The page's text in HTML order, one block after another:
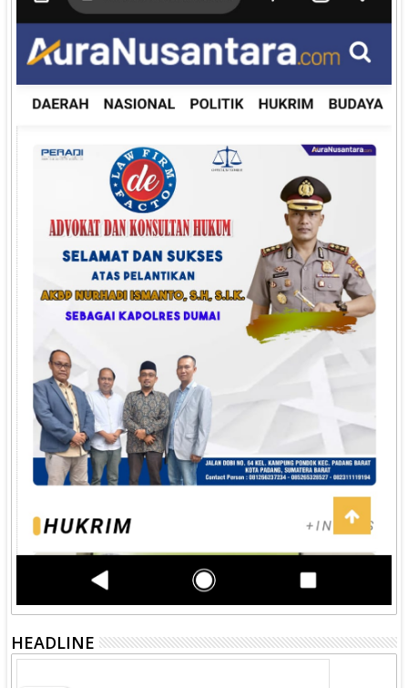
HEADLINE